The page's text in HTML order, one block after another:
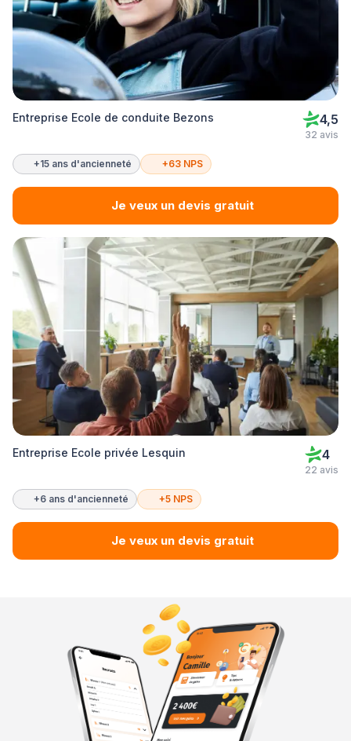
Entreprise Ecole de conduite Bezons 4,5
32 avis
+15 ans d'ancienneté +63 NPS
Je veux un devis gratuit
Entreprise Ecole privée Lesquin 4
22 avis
+6 ans d'ancienneté +5 NPS
Je veux un devis gratuit